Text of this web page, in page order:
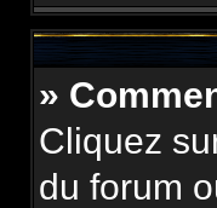
»
Cliquez
du forum